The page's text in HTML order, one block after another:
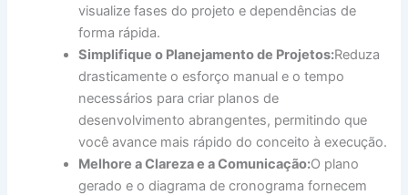
visualize fases do projeto e dependências de
forma rápida.
Simplifique o Planejamento de Projetos:Reduza
drasticamente o esforço manual e o tempo
necessários para criar planos de
desenvolvimento abrangentes, permitindo que
você avance mais rápido do conceito à execução.
Melhore a Clareza e a Comunicação:O plano
gerado e o diagrama de cronograma fornecem